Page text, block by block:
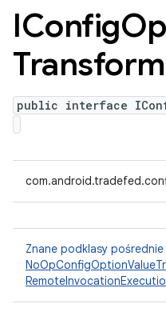
IConfig
public interface
Znane podklasy pośrednie